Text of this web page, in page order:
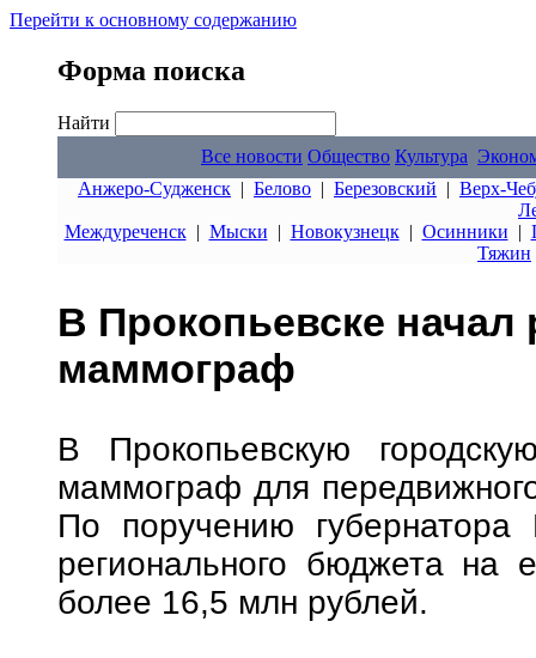
Перейти к основному содержанию
Форма поиска
Найти
Все новости Общество Культура
Анжеро-Судженск | Белово | Березовский | Верх-
Междуреченск| Мыски | Новокузнецк| Осинники |
Тяжин
В Прокопьевске
маммограф
В Прокопьевскую
маммограф для
По поручению
регионального бюджета на
более 16,5 млн рублей.